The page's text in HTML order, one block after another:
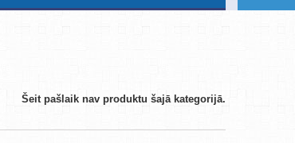
Šeit pašlaik nav produktu šajā kategorijā.